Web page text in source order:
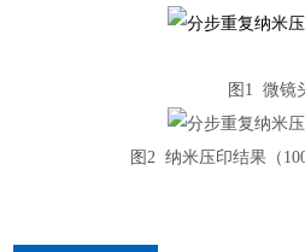
图1 微镜
图2 纳米压印结果（